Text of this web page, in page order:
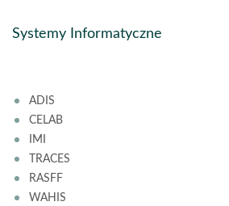
Systemy Informatyczne
ADIS
CELAB
IMI
TRACES
RASFF
WAHIS